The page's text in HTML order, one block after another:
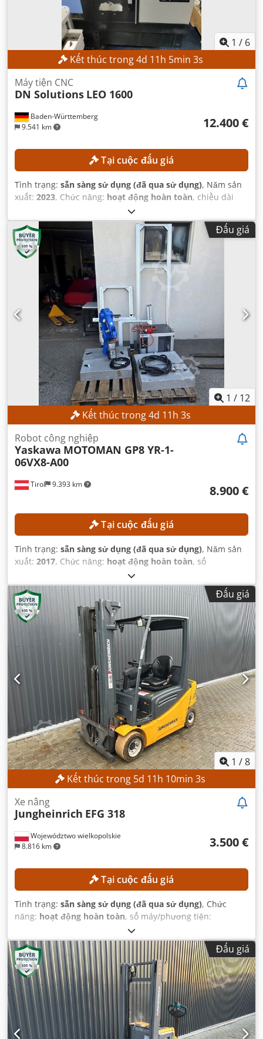
1 / 6
Kết thúc trong4d 11h 5min 1s
Baden-Württemberg
9.541 km
Máy tiện CNC
DN Solutions LEO 1600
12.400 €
Tại cuộc đấu giá
Tình trạng: sẵn sàng sử dụng (đã qua sử dụng), Năm sản
xuất: 2023, Chức năng: hoạt động hoàn toàn, chiều dài
, đường kính tiện:
mm, tốc độ trục chính (tối đa):4.500 vòng/phút, mô hình
bộ điều khiển:FANUC CNC Đấu giá
1 / 12
Kết thúc trong4d 11h 1s
Tirol 9.393 km
Robot công nghiệp
Yaskawa MOTOMAN GP8 YR-1-
06VX8-A00
8.900 €
Tại cuộc đấu giá
Tình trạng: sẵn sàng sử dụng (đã qua sử dụng), Năm sản
xuất: 2017, Chức năng: hoạt động hoàn toàn, số
R17393-376-4-0
32 kg, tải trọng:8 kg, mô hình bộ điều khiển:Yaskawa
YRC1000 , nhà sản xuất teach pendant: Yaskawa, số lượng
trục:6,
Đấu giá
1 /8
Kết thúc trong 5d 11h 10min 1s
Województwo wielkopolskie
8.816 km
Xe nâng
Jungheinrich EFG 318
3.500 €
Tại cuộc đấu giá
Tình trạng: sẵn sàng sử dụng (đã qua sử dụng), Chức
năng: hoạt động hoàn toàn, số máy/phương tiện:
2015
chiều cao nâng:4.700 mm, nâng tự do:1.490 mm, loại cột:
triplex, chiều cao xây dựng: 2.132 mm, Đấu giá